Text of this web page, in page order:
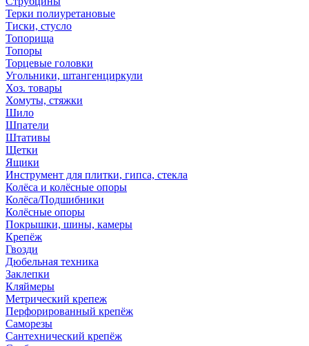
Терки полиуретановые
Тиски, стусло
Топорища
Топоры
Торцевые головки
Угольники, штангенциркули
Хоз. товары
Хомуты, стяжки
Шило
Шпатели
Штативы
Щетки
Ящики
Инструмент для плитки, гипса, стекла
Колёса и колёсные опоры
Колёса/Подшибники
Колёсные опоры
Покрышки, шины, камеры
Крепёж
Гвозди
Дюбельная техника
Заклепки
Кляймеры
Метрический крепеж
Перфорированный крепёж
Саморезы
Сантехнический крепёж